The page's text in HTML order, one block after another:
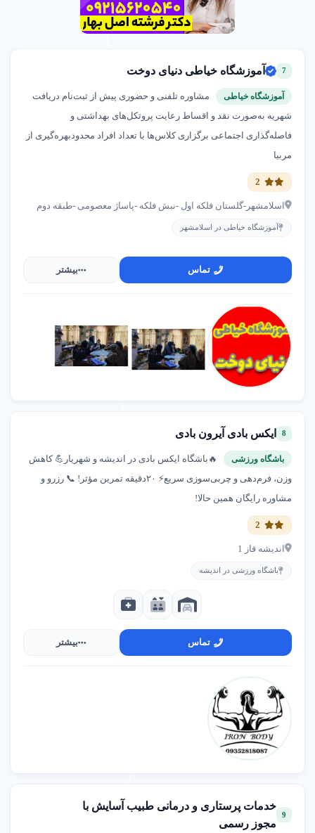
7 آموزشگاه خیاطی دنیای دوخت
آموزشگاه خیاطی
مشاوره تلفنی و حضوری پیش از ثبت‌نام دریافت
شهریه به‌صورت نقد و اقساط رعایت پروتکل‌های بهداشتی و
فاصله‌گذاری اجتماعی برگزاری کلاس‌ها با تعداد افراد محدودبهره‌گیری از
مربیا
اسلامشهر-گلستان فلکه اول -نبش فلکه -پاساژ معصومی -طبقه دوم
آموزشگاه خیاطی در اسلامشهر
تماس بیشتر
8 ایکس بادی آیرون بادی
باشگاه ورزشی
🔥باشگاه ایکس بادی در اندیشه و شهریار💪 کاهش
وزن، فرم‌دهی و چربی‌سوزی سریع⚡ ۲۰دقیقه تمرین مؤثر! 📞 رزرو و
مشاوره رایگان همین حالا!
اندیشه فاز 1
باشگاه ورزشی در اندیشه
تماس بیشتر
9
خدمات پرستاری و درمانی طبیب آسایش با
مجوز رسمی